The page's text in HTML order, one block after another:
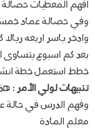
افهم المعطيات حصالة
وفي حصالة عماد خمسه
وادخر ياسر اربعه
بعد كم اسبوع يتساوى
خطط استعمل خطة
تنبيهات لولي الأمر :
وفهم الدرس في حالة
معلم المادة